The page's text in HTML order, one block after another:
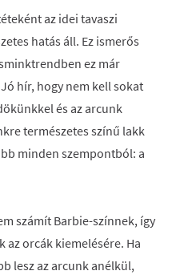
az idei tavaszi
hatás áll. Ez ismerős
ez már
hír, hogy nem kell sokat
és az arcunk
természetes színű lakk
minden szempontból: a
számít Barbie-színnek, így
orcák kiemelésére. Ha
lesz az arcunk anélkül,